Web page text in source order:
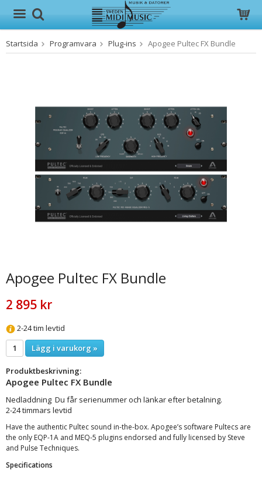
Produkten har blivit tillagd i varukorgen
Startsida Programvara Plug-ins Apogee Pultec FX Bundle
Apogee Pultec FX Bundle
2 895 kr
2-24 tim levtid
Lägg i varukorg »
Produktbeskrivning:
Apogee Pultec FX Bundle
Nedladdning Du får serienummer och länkar efter betalning.
2-24 timmars levtid
Have the authentic Pultec sound in-the-box. Apogee’s software Pultecs are
the only EQP-1A and MEQ-5 plugins endorsed and fully licensed by Steve
and Pulse Techniques.
Specifications